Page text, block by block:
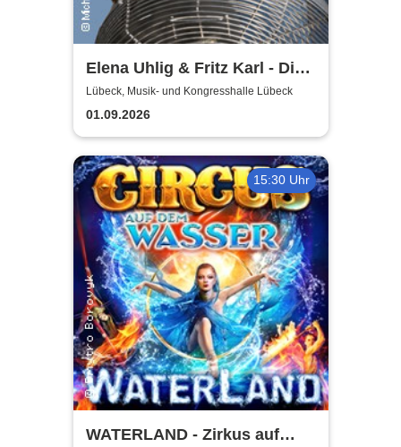
Elena Uhlig & Fritz Karl - Die
Ehe - eine feindliche
Übernahme
Lübeck, Musik- und Kongresshalle Lübeck
01.09.2026
15:30 Uhr
WATERLAND - Zirkus auf